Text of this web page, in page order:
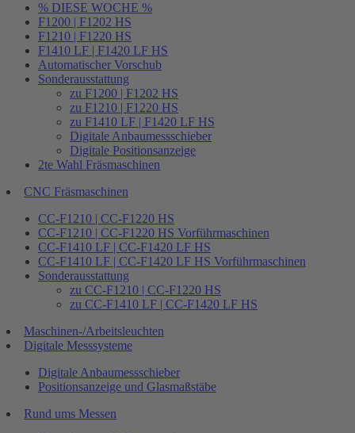
% DIESE WOCHE %
F1200 | F1202 HS
F1210 | F1220 HS
F1410 LF | F1420 LF HS
Automatischer Vorschub
Sonderausstattung
zu F1200 | F1202 HS
zu F1210 | F1220 HS
zu F1410 LF | F1420 LF HS
Digitale Anbaumessschieber
Digitale Positionsanzeige
2te Wahl Fräsmaschinen
CNC Fräsmaschinen
CC-F1210 | CC-F1220 HS
CC-F1210 | CC-F1220 HS Vorführmaschinen
CC-F1410 LF | CC-F1420 LF HS
CC-F1410 LF | CC-F1420 LF HS Vorführmaschinen
Sonderausstattung
zu CC-F1210 | CC-F1220 HS
zu CC-F1410 LF | CC-F1420 LF HS
Maschinen-/Arbeitsleuchten
Digitale Messsysteme
Digitale Anbaumessschieber
Positionsanzeige und Glasmaßstäbe
Rund ums Messen